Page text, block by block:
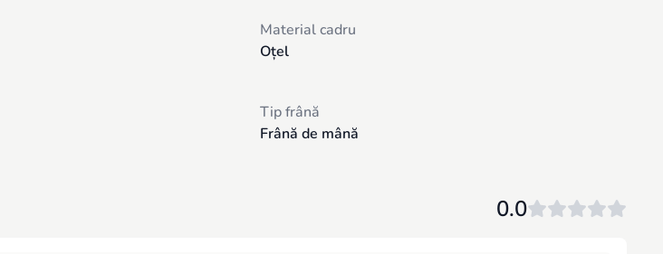
Material cadru
Oțel
Tip frână
Frână de mână
0.0